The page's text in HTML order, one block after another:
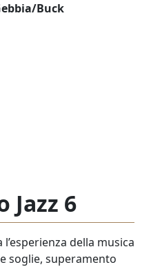
Buck
Jazz 6
della musica
soglie, superamento